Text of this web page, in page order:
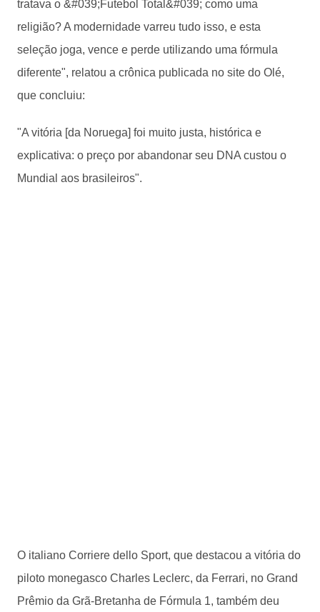
tratava o &#039;Futebol Total&#039; como uma
religião? A modernidade varreu tudo isso, e esta
seleção joga, vence e perde utilizando uma fórmula
diferente", relatou a crônica publicada no site do Olé,
que concluiu:
"A vitória [da Noruega] foi muito justa, histórica e
explicativa: o preço por abandonar seu DNA custou o
Mundial aos brasileiros".
O italiano Corriere dello Sport, que destacou a vitória do
piloto monegasco Charles Leclerc, da Ferrari, no Grand
Prêmio da Grã-Bretanha de Fórmula 1, também deu